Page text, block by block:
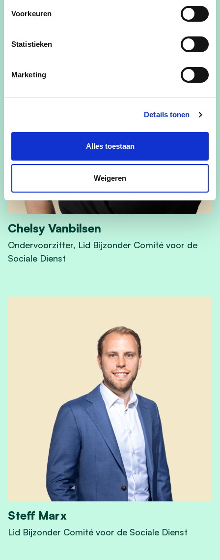
Voorkeuren
Statistieken
Marketing
Details tonen
Alles toestaan
Weigeren
Chelsy Vanbilsen
Ondervoorzitter, Lid Bijzonder Comité voor de
Sociale Dienst
Steff Marx
Lid Bijzonder Comité voor de Sociale Dienst